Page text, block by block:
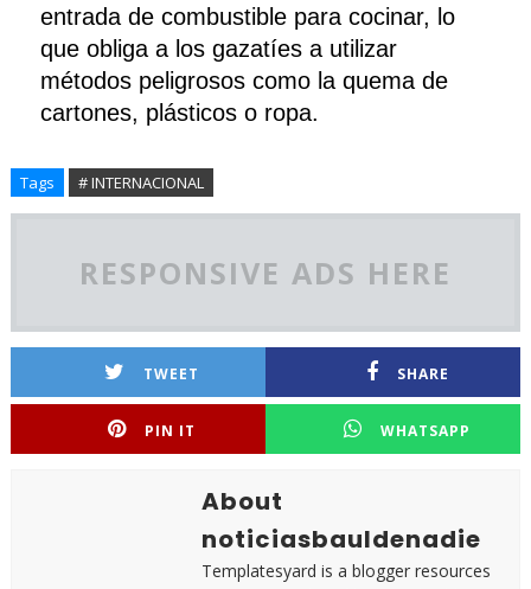
entrada de combustible para cocinar, lo
que obliga a los gazatíes a utilizar
métodos peligrosos como la quema de
cartones, plásticos o ropa.
Tags # INTERNACIONAL
RESPONSIVE ADS HERE
TWEET SHARE
PIN IT WHATSAPP
About
noticiasbauldenadie
Templatesyard is a blogger resources